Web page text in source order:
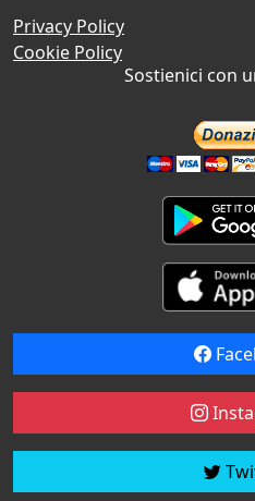
Privacy Policy
Cookie Policy
Sostienici con